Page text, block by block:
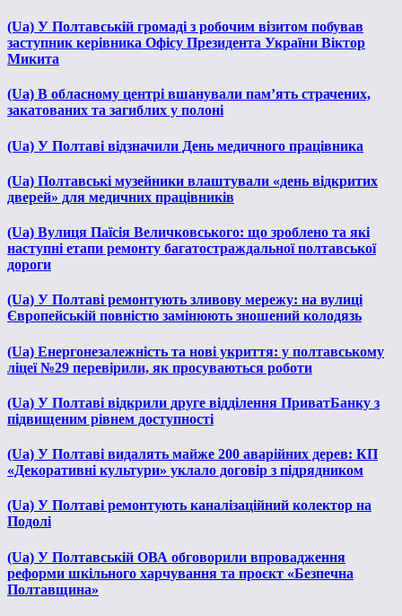
(Ua) У Полтавській громаді з робочим візитом побував
заступник керівника Офісу Президента України Віктор
Микита
(Ua) В обласному центрі вшанували пам’ять страчених,
закатованих та загиблих у полоні
(Ua) У Полтаві відзначили День медичного працівника
(Ua) Полтавські музейники влаштували «день відкритих
дверей» для медичних працівників
(Ua) Вулиця Паїсія Величковського: що зроблено та які
наступні етапи ремонту багатостраждальної полтавської
дороги
(Ua) У Полтаві ремонтують зливову мережу: на вулиці
Європейській повністю замінюють зношений колодязь
(Ua) Енергонезалежність та нові укриття: у полтавському
ліцеї №29 перевірили, як просуваються роботи
(Ua) У Полтаві відкрили друге відділення ПриватБанку з
підвищеним рівнем доступності
(Ua) У Полтаві видалять майже 200 аварійних дерев: КП
«Декоративні культури» уклало договір з підрядником
(Ua) У Полтаві ремонтують каналізаційний колектор на
Подолі
(Ua) У Полтавській ОВА обговорили впровадження
реформи шкільного харчування та проєкт «Безпечна
Полтавщина»